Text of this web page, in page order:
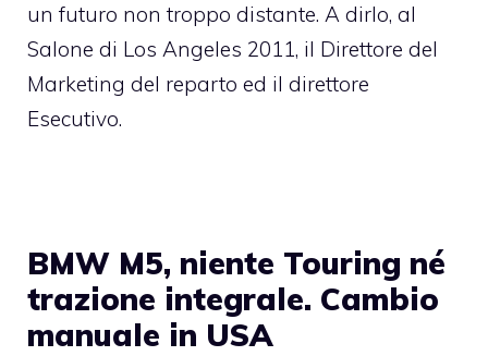
un futuro non troppo distante. A dirlo, al
Salone di Los Angeles 2011, il Direttore del
Marketing del reparto ed il direttore
Esecutivo.
BMW M5, niente Touring né
trazione integrale. Cambio
manuale in USA